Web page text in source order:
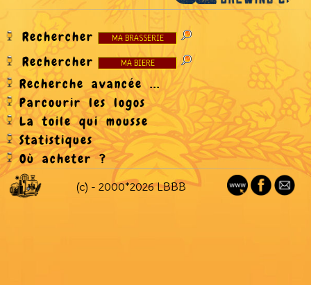
Rechercher
Rechercher
Recherche avancée ...
Parcourir les logos
La toile qui mousse
Statistiques
Où acheter ?
(c) - 2000*2026 LBBB